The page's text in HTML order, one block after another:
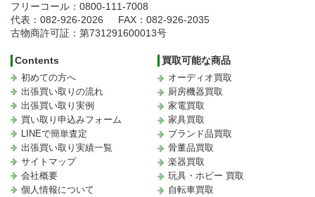
フリーコール：0800-111-7008
代表：082-926-2026
FAX：082-926-2035
古物商許可証：第731291600013号
Contents
初めての方へ
出張買い取りの流れ
出張買い取り実例
買い取り申込みフォーム
LINEで簡単査定
出張買い取り実績一覧
サイトマップ
会社概要
個人情報について
買取可能な商品
オーディオ買取
厨房機器買取
家電買取
家具買取
ブランド品買取
骨董品買取
楽器買取
玩具・ホビー 買取
自転車買取